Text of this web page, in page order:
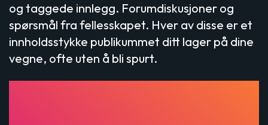
og taggede innlegg. Forumdiskusjoner og
spørsmål fra fellesskapet. Hver av disse er et
innholdsstykke publikummet ditt lager på dine
vegne, ofte uten å bli spurt.